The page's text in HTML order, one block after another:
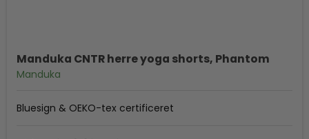
Manduka CNTR herre yoga shorts, Phantom
Manduka
Bluesign & OEKO-tex certificeret